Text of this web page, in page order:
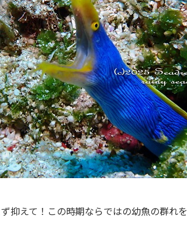
抑えて！この時期ならではの幼魚の群れを